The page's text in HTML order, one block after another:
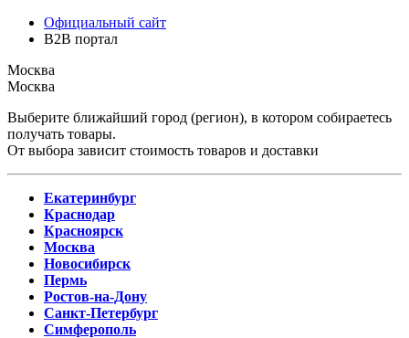
Официальный сайт
B2B портал
Москва
Москва
Выберите ближайший город (регион), в котором собираетесь
получать товары.
От выбора зависит стоимость товаров и доставки
Екатеринбург
Краснодар
Красноярск
Москва
Новосибирск
Пермь
Ростов-на-Дону
Санкт-Петербург
Симферополь